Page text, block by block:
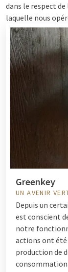
dans le respect
laquelle nous
Greenkey
UN AVENIR
Depuis un
est conscient
notre
actions ont été
production de
consommation